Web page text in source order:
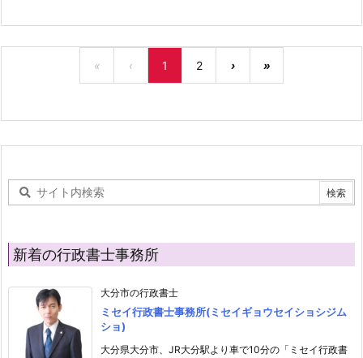
« ‹ 1 2 › »
新着の行政書士事務所
大分市の行政書士
ミセイ行政書士事務所(ミセイギョウセイショシジム
ショ)
大分県大分市、JR大分駅より車で10分の「ミセイ行政書